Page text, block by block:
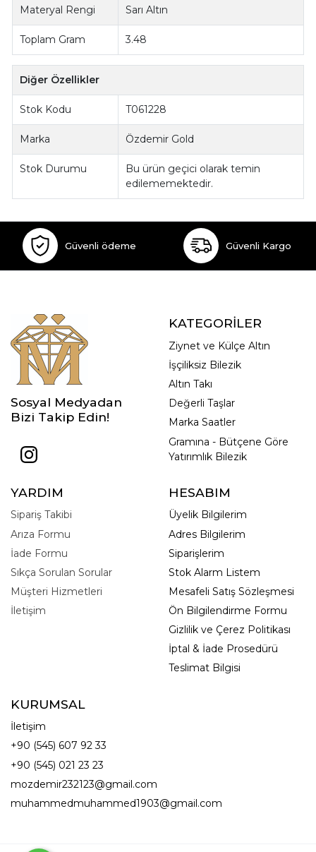
Materyal Rengi Sarı Altın
Toplam Gram 3.48
Diğer Özellikler
Stok Kodu T061228
Marka Özdemir Gold
Stok Durumu
Bu ürün geçici olarak temin
edilememektedir.
Güvenli ödeme Güvenli Kargo
Sosyal Medyadan
Bizi Takip Edin!
KATEGORİLER
Ziynet ve Külçe Altın
İşçiliksiz Bilezik
Altın Takı
Değerli Taşlar
Marka Saatler
Gramına - Bütçene Göre
Yatırımlık Bilezik
YARDIM
Sipariş Takibi
Arıza Formu
İade Formu
Sıkça Sorulan Sorular
Müşteri Hizmetleri
İletişim
HESABIM
Üyelik Bilgilerim
Adres Bilgilerim
Siparişlerim
Stok Alarm Listem
Mesafeli Satış Sözleşmesi
Ön Bilgilendirme Formu
Gizlilik ve Çerez Politikası
İptal & İade Prosedürü
Teslimat Bilgisi
KURUMSAL
İletişim
+90 (545) 607 92 33
+90 (545) 021 23 23
mozdemir232123@gmail.com
muhammedmuhammed1903@gmail.com